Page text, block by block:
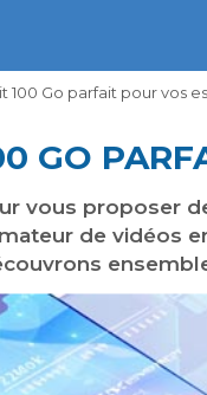
100 Go parfait pour vos
GO
vous proposer
de vidéos